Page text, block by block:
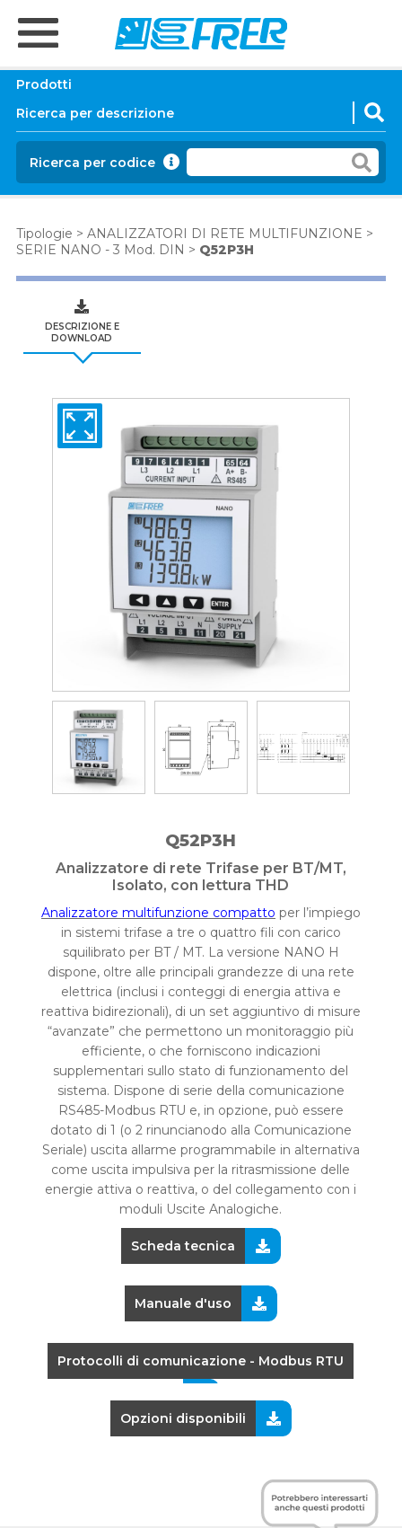
Prodotti
Ricerca per codice
Tipologie > ANALIZZATORI DI RETE MULTIFUNZIONE >
SERIE NANO - 3 Mod. DIN > Q52P3H
DESCRIZIONE E
DOWNLOAD
Q52P3H
Analizzatore di rete Trifase per BT/MT,
Isolato, con lettura THD
Analizzatore multifunzione compatto per l’impiego
in sistemi trifase a tre o quattro fili con carico
squilibrato per BT / MT. La versione NANO H
dispone, oltre alle principali grandezze di una rete
elettrica (inclusi i conteggi di energia attiva e
reattiva bidirezionali), di un set aggiuntivo di misure
“avanzate” che permettono un monitoraggio più
efficiente, o che forniscono indicazioni
supplementari sullo stato di funzionamento del
sistema. Dispone di serie della comunicazione
RS485-Modbus RTU e, in opzione, può essere
dotato di 1 (o 2 rinuncianodo alla Comunicazione
Seriale) uscita allarme programmabile in alternativa
come uscita impulsiva per la ritrasmissione delle
energie attiva o reattiva, o del collegamento con i
moduli Uscite Analogiche.
Scheda tecnica
Manuale d'uso
Protocolli di comunicazione - Modbus RTU
Opzioni disponibili